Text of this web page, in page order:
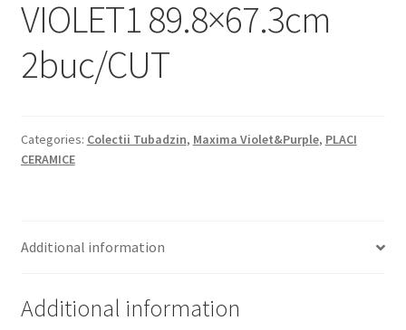
Informatii
Plata si Livrare
Politica de cookie
Magazin
VIOLET1 89.8×67.3cm
2buc/CUT
Categories: Colectii Tubadzin, Maxima Violet&Purple, PLACI
CERAMICE
Additional information
Additional information